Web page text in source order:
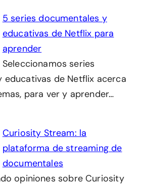
5 series documentales y
educativas de Netflix para
aprender
Seleccionamos series
educativas de Netflix acerca
para ver y aprender…
Curiosity Stream: la
plataforma de streaming de
documentales
opiniones sobre Curiosity